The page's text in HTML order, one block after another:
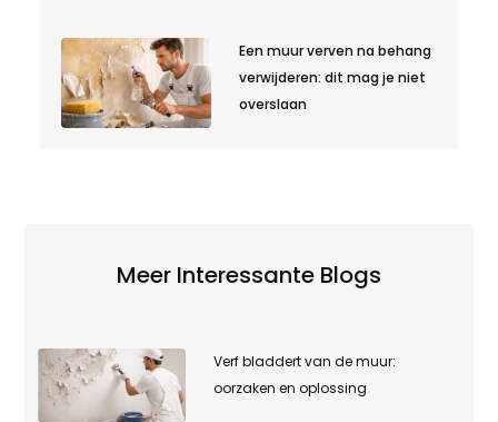
Een muur verven na behang
verwijderen: dit mag je niet
overslaan
Meer Interessante Blogs
Verf bladdert van de muur:
oorzaken en oplossing